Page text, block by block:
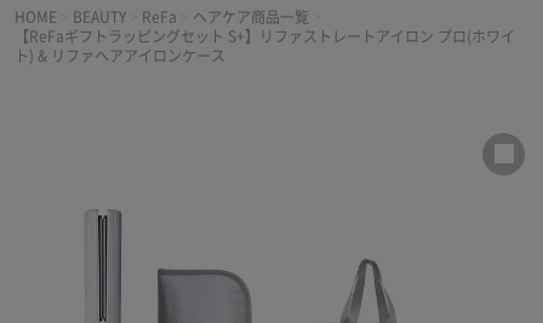
HOME BEAUTY ReFa ヘアケア商品一覧
【ReFaギフトラッピングセット S+】リファストレートアイロン プロ(ホワイ
ト) & リファヘアアイロンケース